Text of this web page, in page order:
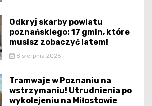
Odkryj skarby powiatu
poznańskiego: 17 gmin, które
musisz zobaczyć latem!
8 sierpnia 2026
Tramwaje w Poznaniu na
wstrzymaniu! Utrudnienia po
wykolejeniu na Miłostowie